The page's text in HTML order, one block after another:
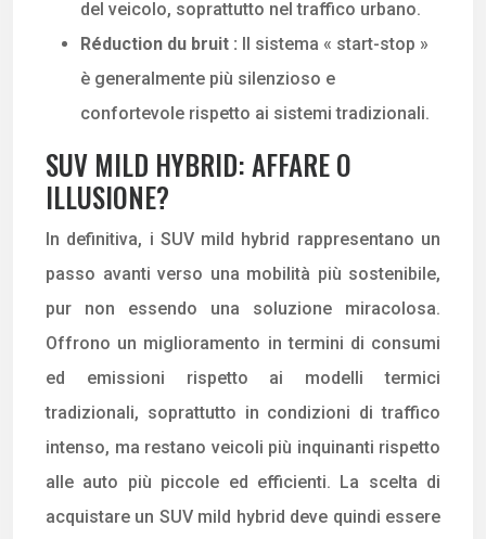
del veicolo, soprattutto nel traffico urbano.
Réduction du bruit : Il sistema « start-stop »
è generalmente più silenzioso e
confortevole rispetto ai sistemi tradizionali.
SUV MILD HYBRID: AFFARE O
ILLUSIONE?
In definitiva, i SUV mild hybrid rappresentano un
passo avanti verso una mobilità più sostenibile,
pur non essendo una soluzione miracolosa.
Offrono un miglioramento in termini di consumi
ed emissioni rispetto ai modelli termici
tradizionali, soprattutto in condizioni di traffico
intenso, ma restano veicoli più inquinanti rispetto
alle auto più piccole ed efficienti. La scelta di
acquistare un SUV mild hybrid deve quindi essere